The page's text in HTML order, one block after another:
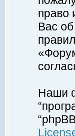
право
Вас
Наши